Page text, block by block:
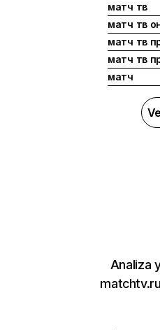
матч тв
матч тв
матч тв
матч тв
матч
Analiza